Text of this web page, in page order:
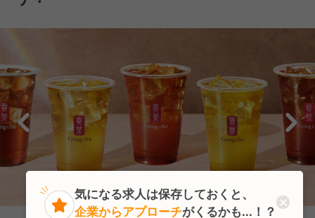
気になる求人は保存しておくと、
企業からアプローチがくるかも...！？